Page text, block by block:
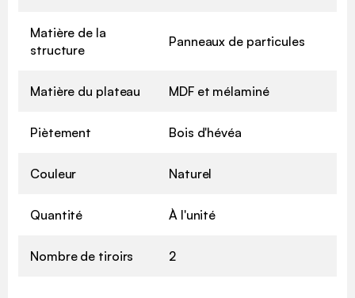
Matière de la
structure
Panneaux de particules
Matière du plateau MDF et mélaminé
Piètement Bois d'hévéa
Couleur Naturel
Quantité À l'unité
Nombre de tiroirs 2